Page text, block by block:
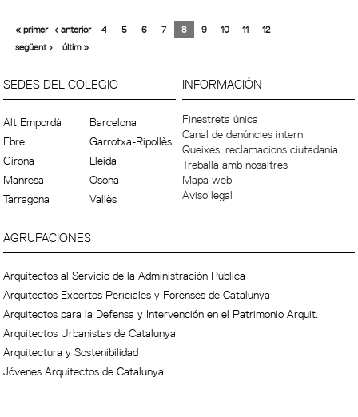
« primer ‹ anterior 4 5 6 7 8 9 10 11
12
següent ›
últim »
SEDES DEL COLEGIO
Alt Empordà
Barcelona
Ebre
Garrotxa-Ripollès
Girona
Lleida
Manresa
Osona
Tarragona
Vallès
INFORMACIÓN
Finestreta única
Canal de denúncies intern
Queixes, reclamacions ciutadania
Treballa amb nosaltres
Mapa web
Aviso legal
AGRUPACIONES
Arquitectos al Servicio de la Administración Pública
Arquitectos Expertos Periciales y Forenses de Catalunya
Arquitectos para la Defensa y Intervención en el Patrimonio Arquit.
Arquitectos Urbanistas de Catalunya
Arquitectura y Sostenibilidad
Jóvenes Arquitectos de Catalunya